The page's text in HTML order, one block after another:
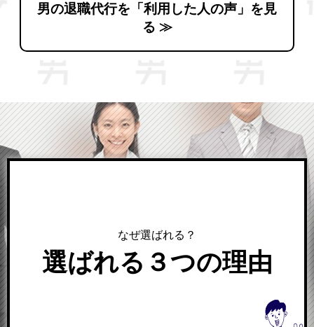
男の退職代行を「利用した人の声」を見
る ≫
なぜ選ばれる？
選ばれる３つの理由